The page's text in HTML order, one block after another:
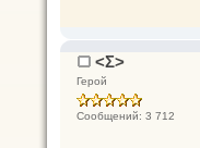
<Σ>
Герой
Сообщений: 3 712